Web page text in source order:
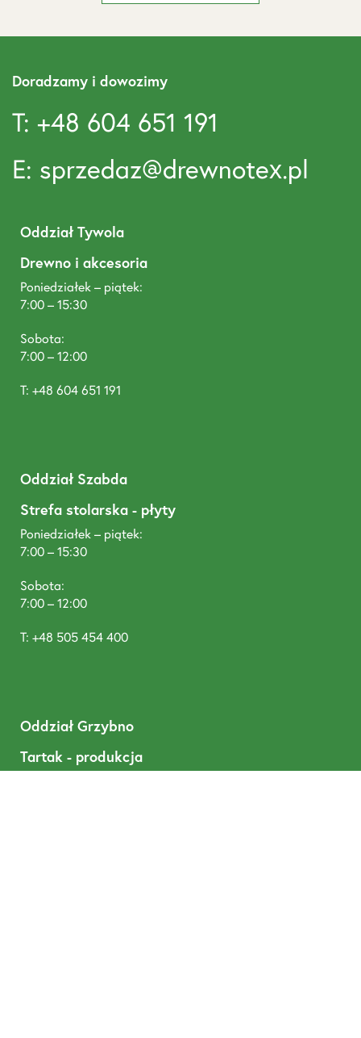
Doradzamy i dowozimy
T: +48 604 651 191
E: sprzedaz@drewnotex.pl
Oddział Tywola
Drewno i akcesoria
Poniedziałek – piątek:
7:00 – 15:30
Sobota:
7:00 – 12:00
T: +48 604 651 191
Oddział Szabda
Strefa stolarska - płyty
Poniedziałek – piątek:
7:00 – 15:30
Sobota:
7:00 – 12:00
T: +48 505 454 400
Oddział Grzybno
Tartak - produkcja